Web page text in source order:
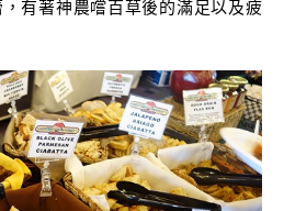
有著神農嚐百草後的滿足以及疲